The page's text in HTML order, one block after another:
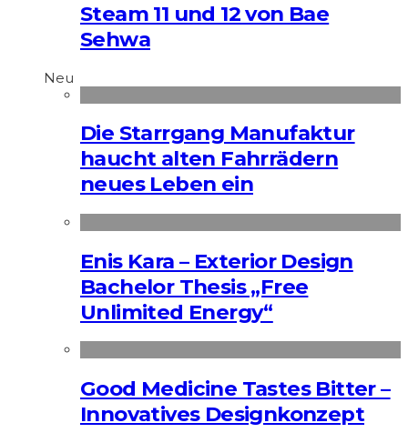
Steam 11 und 12 von Bae
Sehwa
Neu
Die Starrgang Manufaktur
haucht alten Fahrrädern
neues Leben ein
Enis Kara – Exterior Design
Bachelor Thesis „Free
Unlimited Energy“
Good Medicine Tastes Bitter –
Innovatives Designkonzept